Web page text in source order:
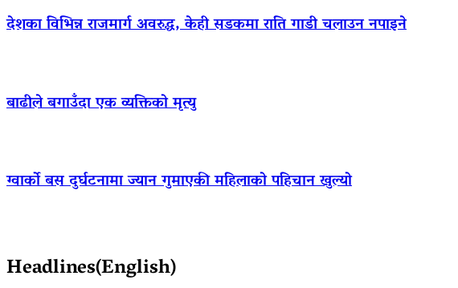
देशका विभिन्न राजमार्ग अवरुद्ध, केही सडकमा राति गाडी चलाउन नपाइने
बाढीले बगाउँदा एक व्यक्तिको मृत्यु
ग्वार्को बस दुर्घटनामा ज्यान गुमाएकी महिलाको पहिचान खुल्यो
Headlines(English)